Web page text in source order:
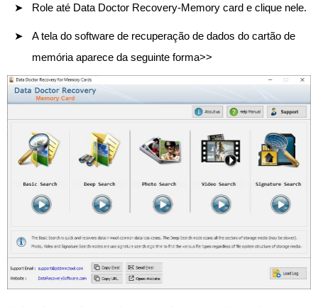
Role até Data Doctor Recovery-Memory card e clique nele.
A tela do software de recuperação de dados do cartão de
memória aparece da seguinte forma>>